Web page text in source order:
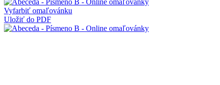
Vyfarbiť omaľovánku
Uložiť do PDF